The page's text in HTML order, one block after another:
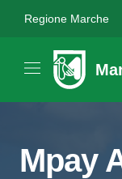
Regione Marche
Mpay